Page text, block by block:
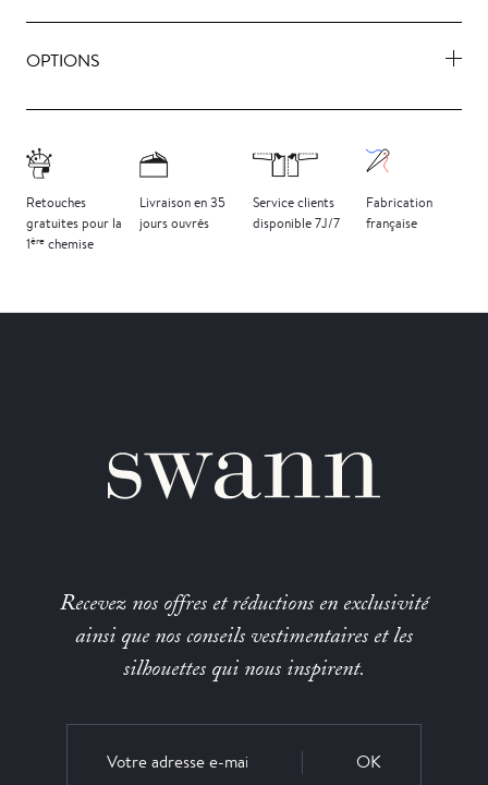
OPTIONS
Retouches
gratuites pour la
1ère chemise
Livraison en 35
jours ouvrés
Service clients
disponible 7J/7
Fabrication
française
Recevez nos offres et réductions en exclusivité
ainsi que nos conseils vestimentaires et les
silhouettes qui nous inspirent.
OK